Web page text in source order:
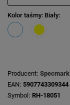
Kolor taśmy: Biały
Producent Specmark
EAN 5907743309344
Symbol RH-18051